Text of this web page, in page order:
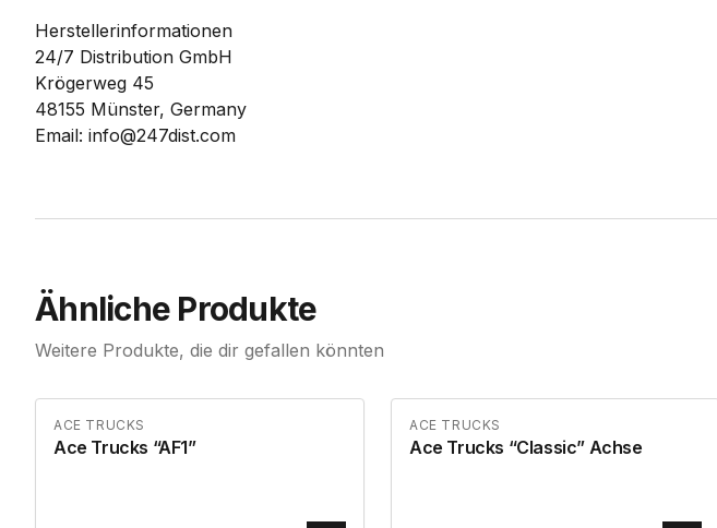
Herstellerinformationen
24/7 Distribution GmbH
Krögerweg 45
48155 Münster, Germany
Email: info@247dist.com
Ähnliche Produkte
Weitere Produkte, die dir gefallen könnten
ACE TRUCKS
Ace Trucks “AF1”
ACE TRUCKS
Ace Trucks “Classic” Achse